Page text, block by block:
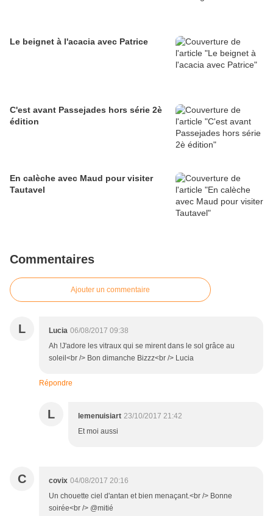
Le beignet à l'acacia avec Patrice
C'est avant Passejades hors série 2è
édition
En calèche avec Maud pour visiter
Tautavel
Commentaires
Ajouter un commentaire
L Lucia 06/08/2017 09:38
Ah !J'adore les vitraux qui se mirent dans le sol grâce au
soleil<br /> Bon dimanche Bizzz<br /> Lucia
Répondre
L lemenuisiart 23/10/2017 21:42
Et moi aussi
C covix 04/08/2017 20:16
Un chouette ciel d'antan et bien menaçant.<br /> Bonne
soirée<br /> @mitié